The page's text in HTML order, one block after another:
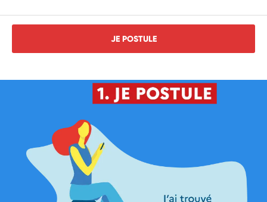
JE POSTULE